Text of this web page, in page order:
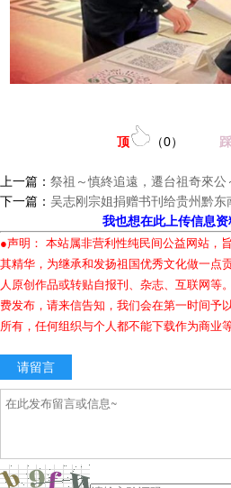
顶 （0） 踩
上一篇： 祭祖～慎終追遠，遷台祖奇來公
下一篇： 吴志刚宗姐捐赠书刊给贵州黔东
我也想在此上传信息
●声明： 本站属非营利性纯民间公益网站，
其精华，为继承和发扬祖国优秀文化做一点
人原创作品或转贴自报刊、杂志、互联网等
费发布，请来信告知，我们会在第一时间予
所有，任何组织与个人都不能下载作为商业
请留言